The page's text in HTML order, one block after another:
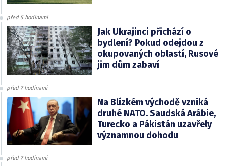
před 5 hodinami
Jak Ukrajinci přichází o
bydlení? Pokud odejdou z
okupovaných oblastí, Rusové
jim dům zabaví
před 7 hodinami
Na Blízkém východě vzniká
druhé NATO. Saudská Arábie,
Turecko a Pákistán uzavřely
významnou dohodu
před 7 hodinami